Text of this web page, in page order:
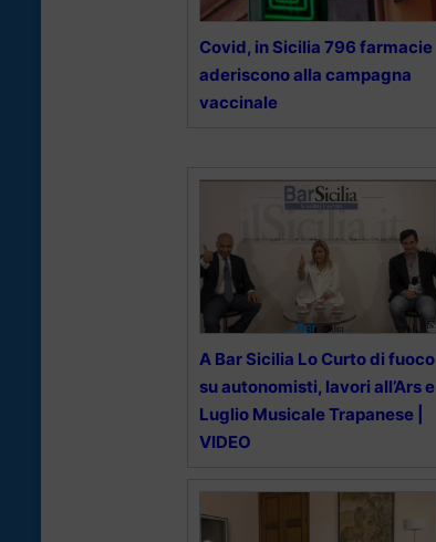
Covid, in Sicilia 796 farmacie
aderiscono alla campagna
vaccinale
A Bar Sicilia Lo Curto di fuoco
su autonomisti, lavori all’Ars e
Luglio Musicale Trapanese |
VIDEO